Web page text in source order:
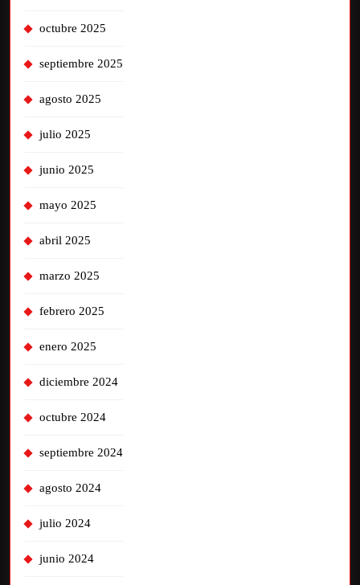
octubre 2025
septiembre 2025
agosto 2025
julio 2025
junio 2025
mayo 2025
abril 2025
marzo 2025
febrero 2025
enero 2025
diciembre 2024
octubre 2024
septiembre 2024
agosto 2024
julio 2024
junio 2024